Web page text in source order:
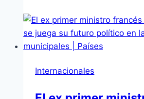
Internacionales